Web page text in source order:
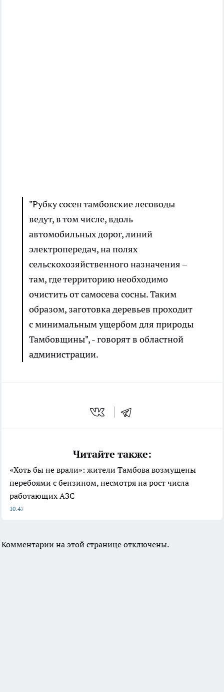
"Рубку сосен тамбовские лесоводы
ведут, в том числе, вдоль
автомобильных дорог, линий
электропередач, на полях
сельскохозяйственного назначения –
там, где территорию необходимо
очистить от самосева сосны. Таким
образом, заготовка деревьев проходит
с минимальным ущербом для природы
Тамбовщины", - говорят в областной
администрации.
Читайте также:
«Хоть бы не врали»: жители Тамбова возмущены
перебоями с бензином, несмотря на рост числа
работающих АЗС
10:47
Комментарии на этой странице отключены.